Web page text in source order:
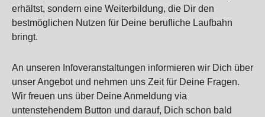
erhältst, sondern eine Weiterbildung, die Dir den
bestmöglichen Nutzen für Deine berufliche Laufbahn
bringt.
An unseren Infoveranstaltungen informieren wir Dich über
unser Angebot und nehmen uns Zeit für Deine Fragen.
Wir freuen uns über Deine Anmeldung via
untenstehendem Button und darauf, Dich schon bald